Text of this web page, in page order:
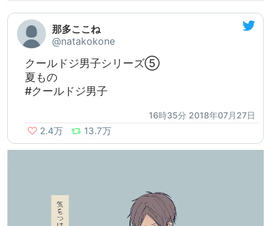
那多ここね
@natakokone
クールドジ男子シリーズ⑤
夏もの
#クールドジ男子
16時35分 2018年07月27日
2.4万 13.7万